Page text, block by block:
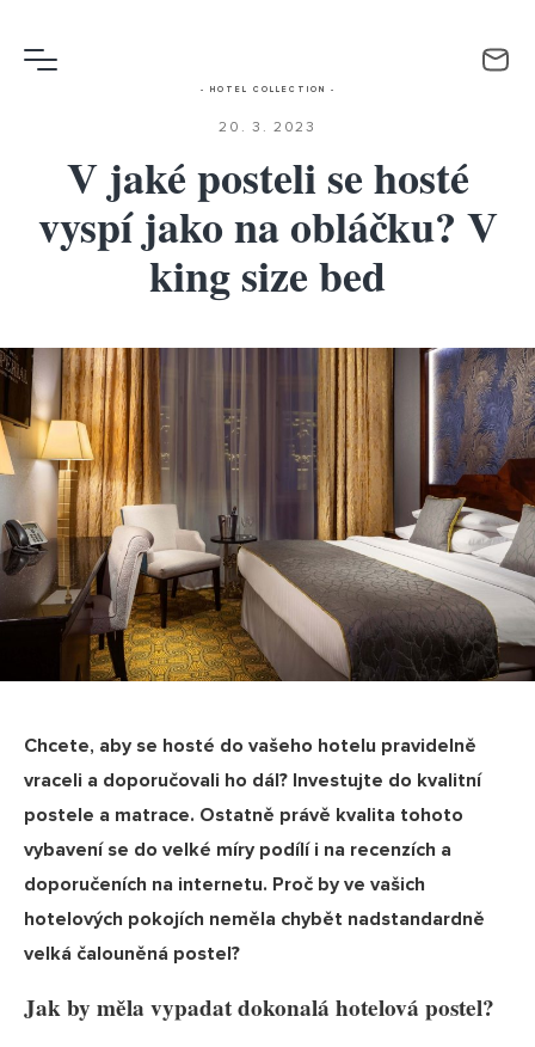
- HOTEL COLLECTION -
20. 3. 2023
V jaké posteli se hosté
vyspí jako na obláčku? V
king size bed
Chcete, aby se hosté do vašeho hotelu pravidelně
vraceli a doporučovali ho dál? Investujte do kvalitní
postele a matrace. Ostatně právě kvalita tohoto
vybavení se do velké míry podílí i na recenzích a
doporučeních na internetu. Proč by ve vašich
hotelových pokojích neměla chybět nadstandardně
velká čalouněná postel?
Jak by měla vypadat dokonalá hotelová postel?